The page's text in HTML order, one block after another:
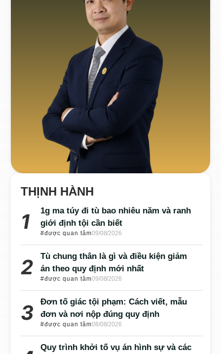
THỊNH HÀNH
1g ma túy đi tù bao nhiêu năm và ranh
giới định tội cần biết
#được quan tâm09/08/2026
Tù chung thân là gì và điều kiện giảm
án theo quy định mới nhất
#được quan tâm09/08/2026
Đơn tố giác tội phạm: Cách viết, mẫu
đơn và nơi nộp đúng quy định
#được quan tâm08/08/2026
Quy trình khởi tố vụ án hình sự và các